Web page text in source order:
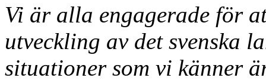
Vi är alla engagerade för
utveckling av det svenska
situationer som vi känner